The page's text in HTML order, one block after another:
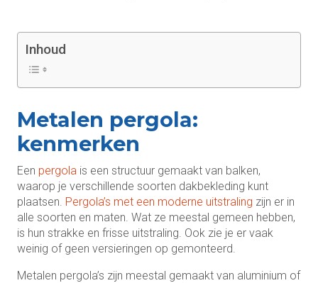
Inhoud
Metalen pergola:
kenmerken
Een pergola is een structuur gemaakt van balken,
waarop je verschillende soorten dakbekleding kunt
plaatsen. Pergola’s met een moderne uitstraling zijn er in
alle soorten en maten. Wat ze meestal gemeen hebben,
is hun strakke en frisse uitstraling. Ook zie je er vaak
weinig of geen versieringen op gemonteerd.
Metalen pergola’s zijn meestal gemaakt van aluminium of